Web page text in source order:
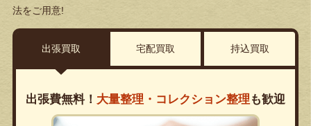
法をご用意!
出張買取 宅配買取 持込買取
出張費無料！ 大量整理・コレクション整理 も歓迎